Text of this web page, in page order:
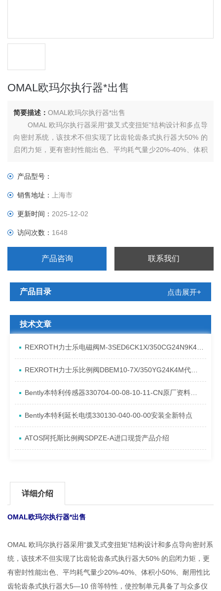
OMAL欧玛尔执行器*出售
简要描述：OMAL欧玛尔执行器*出售
OMAL 欧玛尔执行器采用“拨叉式变扭矩"结构设计和多点导
向密封系统，该技术不但实现了比齿轮齿条式执行器大50% 的
启闭力矩，更有密封性能出色、平均耗气量少20%-40%、体积
单元具备了与众多仪器仪表和控制系统相匹配的能力。
产品型号：
销售地址：上海市
更新时间：2025-12-02
访问次数： 1648
产品咨询 联系我们
产品目录 点击展开+
技术文章
REXROTH力士乐电磁阀M-3SED6CK1X/350CG24N9K4进口现货介绍
REXROTH力士乐比例阀DBEM10-7X/350YG24K4M代理资料
Bently本特利传感器330704-00-08-10-11-CN原厂资料介绍
Bently本特利延长电缆330130-040-00-00安装全新特点
ATOS阿托斯比例阀SDPZE-A进口现货产品介绍
详细介绍
OMAL欧玛尔执行器*出售
OMAL 欧玛尔执行器采用“拨叉式变扭矩”结构设计和多点导向密封系
统，该技术不但实现了比齿轮齿条式执行器大50% 的启闭力矩，更
有密封性能出色、平均耗气量少20%-40%、体积小50%、耐用性比
齿轮齿条式执行器大5—10 倍等特性，使控制单元具备了与众多仪